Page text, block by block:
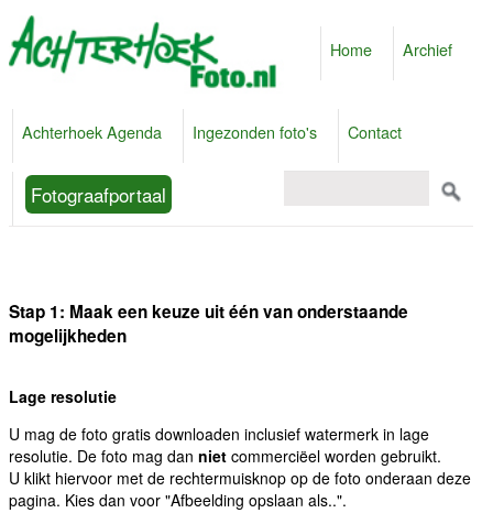
Home Archief
Achterhoek Agenda Ingezonden foto's Contact
Fotograafportaal
Stap 1: Maak een keuze uit één van onderstaande
mogelijkheden
Lage resolutie
U mag de foto gratis downloaden inclusief watermerk in lage
resolutie. De foto mag dan niet commerciëel worden gebruikt.
U klikt hiervoor met de rechtermuisknop op de foto onderaan deze
pagina. Kies dan voor "Afbeelding opslaan als..".